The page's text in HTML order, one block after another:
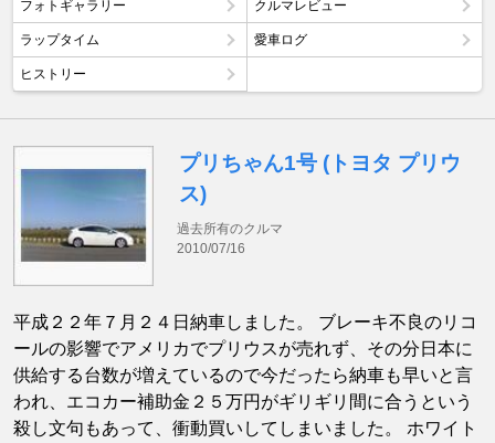
フォトギャラリー クルマレビュー
ラップタイム 愛車ログ
ヒストリー
プリちゃん1号 (トヨタ プリウ
ス)
過去所有のクルマ
2010/07/16
平成２２年７月２４日納車しました。 ブレーキ不良のリコ
ールの影響でアメリカでプリウスが売れず、その分日本に
供給する台数が増えているので今だったら納車も早いと言
われ、エコカー補助金２５万円がギリギリ間に合うという
殺し文句もあって、衝動買いしてしまいました。 ホワイト